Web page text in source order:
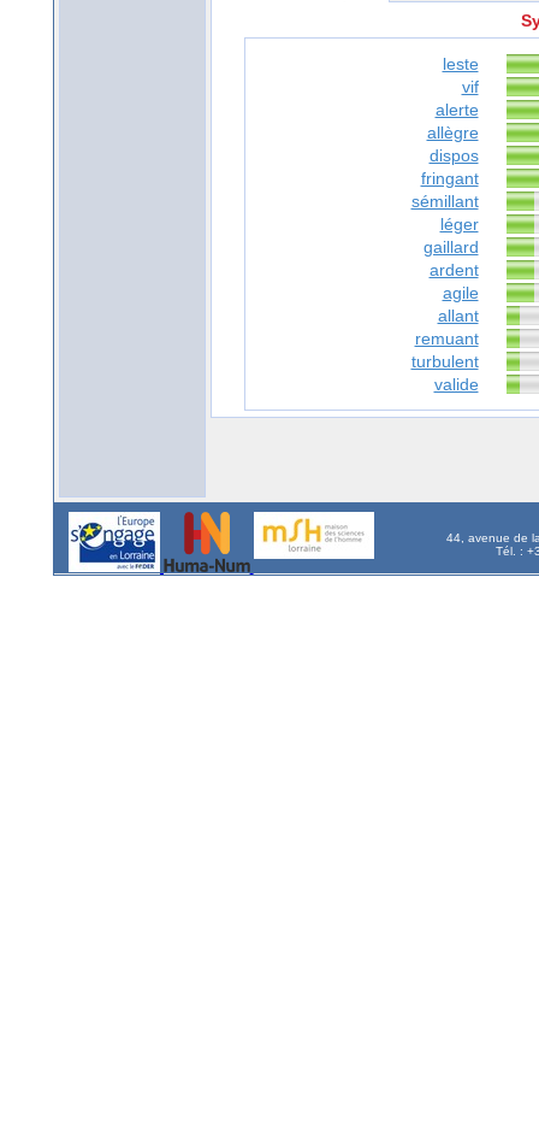
leste
vif
alerte
allègre
dispos
fringant
sémillant
léger
gaillard
ardent
agile
allant
remuant
turbulent
valide
44, avenue de
Tél. :